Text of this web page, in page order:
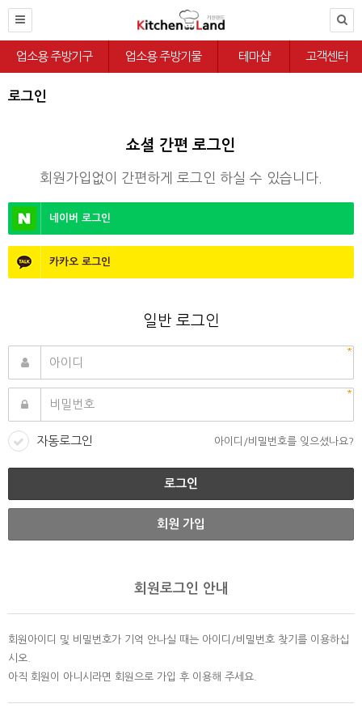
업소용 주방기구 업소용 주방기물 테마샵 고객센터
로그인
쇼셜 간편 로그인
회원가입없이 간편하게 로그인 하실 수 있습니다.
네이버 로그인
카카오 로그인
일반 로그인
자동로그인 아이디/비밀번호를 잊으셨나요?
회원 가입
회원로그인 안내
회원아이디 및 비밀번호가 기억 안나실 때는 아이디/비밀번호 찾기를 이용하십
시오.
아직 회원이 아니시라면 회원으로 가입 후 이용해 주세요.